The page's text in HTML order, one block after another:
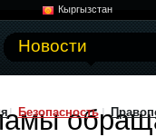
Кыргызстан
Новости
Безопасность